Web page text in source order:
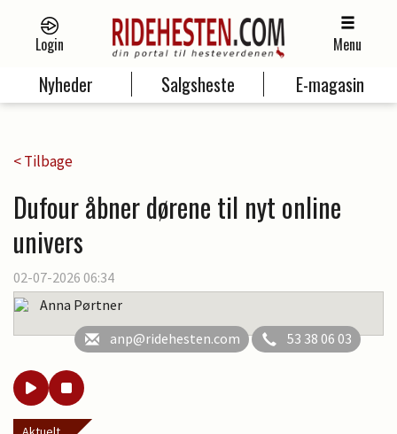
Login Menu
Nyheder Salgsheste E-magasin
< Tilbage
Dufour åbner dørene til nyt online
univers
02-07-2026 06:34
Anna Pørtner
anp@ridehesten.com
53 38 06 03